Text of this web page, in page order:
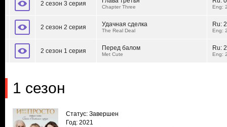
2 сезон 3 серия Chapter Three Eng:
2 сезон 2 серия Удачная сделка
The Real Deal
Ru:
Eng:
2 сезон 1 серия Перед балом
Met Cute
Ru:
Eng:
1 сезон
Статус: Завершен
Год: 2021